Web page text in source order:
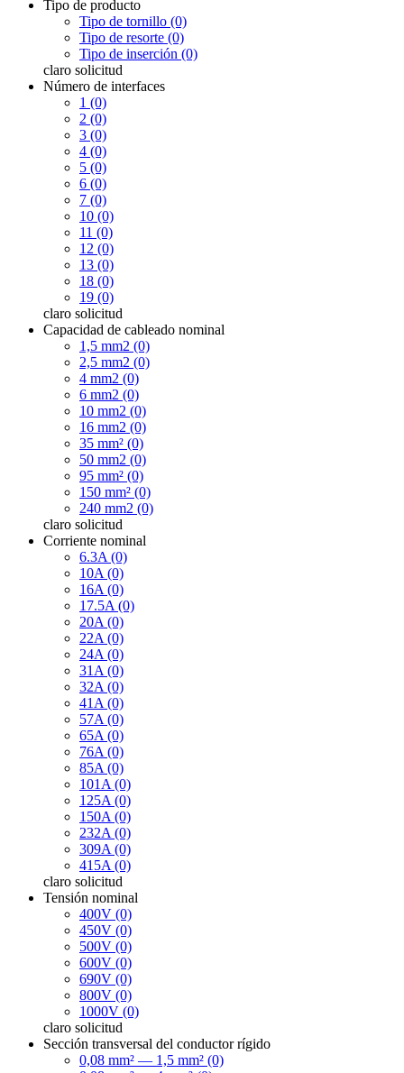
Tipo de producto
Tipo de tornillo (0)
Tipo de resorte (0)
Tipo de inserción (0)
claro solicitud
Número de interfaces
1 (0)
2 (0)
3 (0)
4 (0)
5 (0)
6 (0)
7 (0)
10 (0)
11 (0)
12 (0)
13 (0)
18 (0)
19 (0)
claro solicitud
Capacidad de cableado nominal
1,5 mm2 (0)
2,5 mm2 (0)
4 mm2 (0)
6 mm2 (0)
10 mm2 (0)
16 mm2 (0)
35 mm² (0)
50 mm2 (0)
95 mm² (0)
150 mm² (0)
240 mm2 (0)
claro solicitud
Corriente nominal
6.3A (0)
10A (0)
16A (0)
17.5A (0)
20A (0)
22A (0)
24A (0)
31A (0)
32A (0)
41A (0)
57A (0)
65A (0)
76A (0)
85A (0)
101A (0)
125A (0)
150A (0)
232A (0)
309A (0)
415A (0)
claro solicitud
Tensión nominal
400V (0)
450V (0)
500V (0)
600V (0)
690V (0)
800V (0)
1000V (0)
claro solicitud
Sección transversal del conductor rígido
0,08 mm² — 1,5 mm² (0)